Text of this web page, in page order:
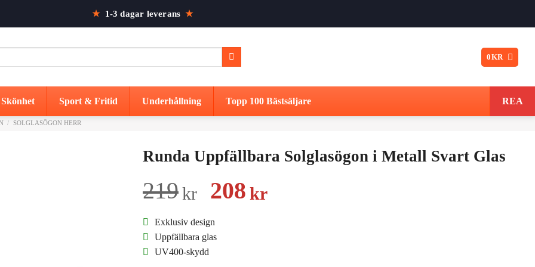
★ 1-3 dagar leverans ★
0KR
Skönhet Sport & Fritid Underhållning Topp 100 Bästsäljare REA
/ SOLGLASÖGON HERR
Runda Uppfällbara Solglasögon i Metall Svart Glas
219kr
Det
ursprungliga
priset
208 krDet
Exklusiv design
Uppfällbara glas
UV400-skydd